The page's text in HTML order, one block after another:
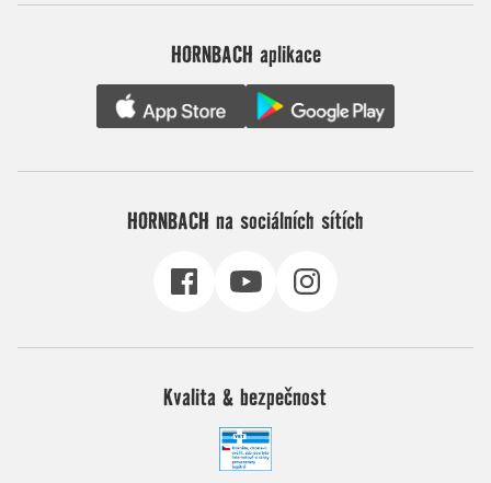
HORNBACH aplikace
HORNBACH na sociálních sítích
Kvalita & bezpečnost